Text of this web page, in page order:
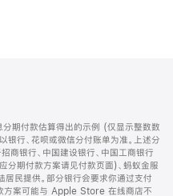
分期付款估算得出的示例 (仅显示整数数
银行、花呗或微信分付账单为准。上述分
商银行、中国建设银行、中国工商银行
分期付款方案请见付款页面)、蚂蚁金服
民提供。部分银行会要求你通过支付
方案可能与 Apple Store 在线商店不